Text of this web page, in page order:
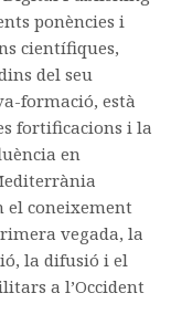
ponències i
científiques,
del seu
formació, està
fortificacions i la
en
el coneixement
vegada, la
la difusió i el
a l’Occident